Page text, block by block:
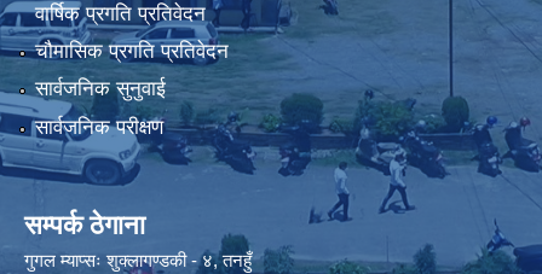
वार्षिक प्रगति प्रतिवेदन
चौमासिक प्रगति प्रतिवेदन
सार्वजनिक सुनुवाई
सार्वजनिक परीक्षण
सम्पर्क ठेगाना
गुगल म्याप्सःशुक्लागण्डकी - ४, तनहुँ